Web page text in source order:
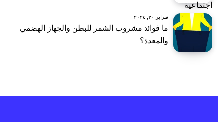
فبراير ٢٠, ٢٠٢٤
ما فوائد مشروب الشمر للبطن والجهاز الهضمي
والمعدة؟